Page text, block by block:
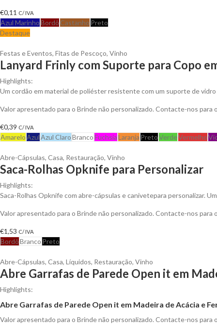
€0,11 C/ IVA
Azul MarinhoBordô Castanho Preto
Destaque
Festas e Eventos, Fitas de Pescoço, Vinho
Lanyard Frinly com Suporte para Copo
Highlights:
Um cordão em material de poliéster resistente com um suporte de
Valor apresentado para o Brinde não personalizado. Contacte-nos
€0,39 C/ IVA
AmareloAzulAzul ClaroBrancoFuchsiaLaranja PretoVerdeVermelho
Abre-Cápsulas, Casa, Restauração, Vinho
Saca-Rolhas Opknife para Personalizar
Highlights:
Saca-Rolhas Opknife com abre-cápsulas e canivetepara personalizar.
Valor apresentado para o Brinde não personalizado. Contacte-nos
€1,53 C/ IVA
BordôBranco Preto
Abre-Cápsulas, Casa, Líquidos, Restauração, Vinho
Abre Garrafas de Parede Open it em
Highlights:
Abre Garrafas de Parede Open it em Madeira de Acácia e
Valor apresentado para o Brinde não personalizado. Contacte-nos